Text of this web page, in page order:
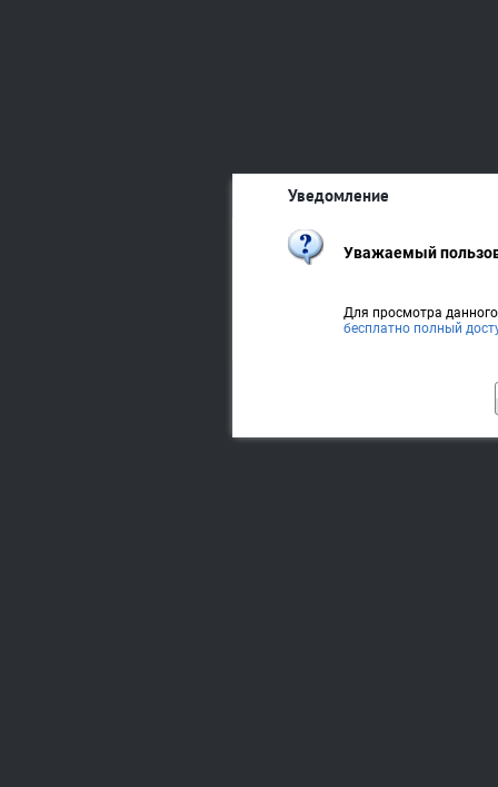
Уведомление
Уважаемый
Для просмотра
бесплатно полный